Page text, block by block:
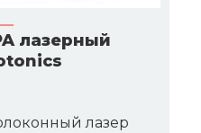
лазерный
лазер